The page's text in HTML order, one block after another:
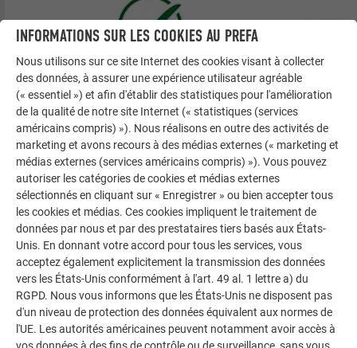
Jonction de Sidings
Il n’est pas possible de poser des jointures PREFA les unes
au-dessus des autres :
INFORMATIONS SUR LES COOKIES AU PREFA
Nous utilisons sur ce site Internet des cookies visant à collecter
des données, à assurer une expérience utilisateur agréable
(« essentiel ») et afin d'établir des statistiques pour l'amélioration
de la qualité de notre site Internet (« statistiques (services
américains compris) »). Nous réalisons en outre des activités de
marketing et avons recours à des médias externes (« marketing et
médias externes (services américains compris) »). Vous pouvez
autoriser les catégories de cookies et médias externes
sélectionnés en cliquant sur « Enregistrer » ou bien accepter tous
les cookies et médias. Ces cookies impliquent le traitement de
données par nous et par des prestataires tiers basés aux États-
Unis. En donnant votre accord pour tous les services, vous
acceptez également explicitement la transmission des données
vers les États-Unis conformément à l'art. 49 al. 1 lettre a) du
RGPD. Nous vous informons que les États-Unis ne disposent pas
d'un niveau de protection des données équivalent aux normes de
l'UE. Les autorités américaines peuvent notamment avoir accès à